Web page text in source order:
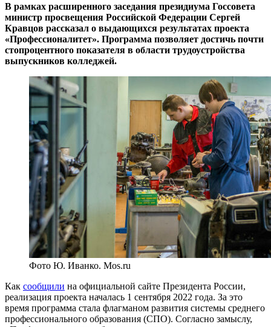
В рамках расширенного заседания президиума Госсовета
министр просвещения Российской Федерации Сергей
Кравцов рассказал о выдающихся результатах проекта
«Профессионалитет». Программа позволяет достичь почти
стопроцентного показателя в области трудоустройства
выпускников колледжей.
Фото Ю. Иванко. Mos.ru
Как сообщили на официальной сайте Президента России,
реализация проекта началась 1 сентября 2022 года. За это
время программа стала флагманом развития системы среднего
профессионального образования (СПО). Согласно замыслу,